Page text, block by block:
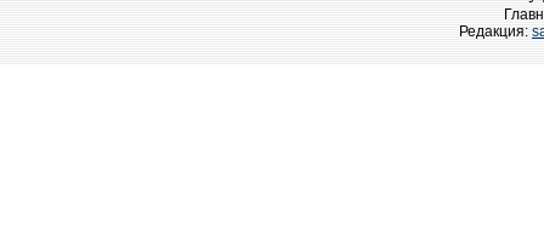
Редакция: